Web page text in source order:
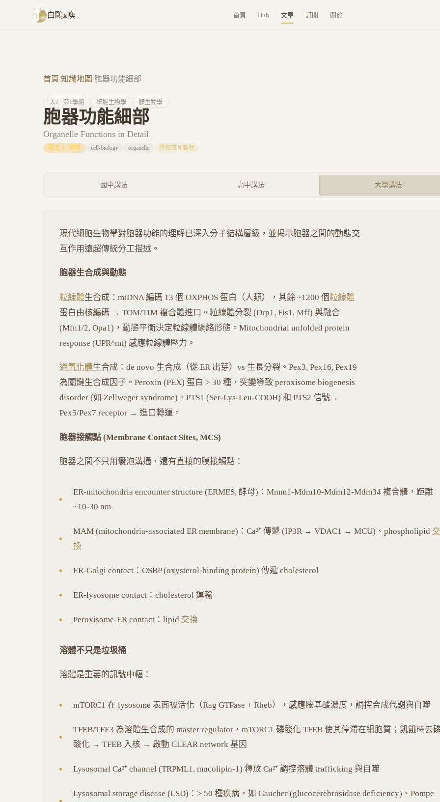
跳至主要內容
白鷗x喚 首頁 Hub 文章 訂閱 關於
首頁/知識地圖/胞器功能細部
大2 · 第1學期 細胞生物學 膜生物學
胞器功能細部
Organelle Functions in Detail
難度 3 · 進階 cell-biology organelle 想做成互動版
國中講法 高中講法 大學講法
現代細胞生物學對胞器功能的理解已深入分子結構層級，並揭示胞器之間的動態交
互作用遠超傳統分工描述。
胞器生合成與動態
粒線體生合成：mtDNA 編碼 13 個 OXPHOS 蛋白（人類），其餘 ~1200 個粒線體
蛋白由核編碼 → TOM/TIM 複合體進口。粒線體分裂 (Drp1, Fis1, Mff) 與融合
(Mfn1/2, Opa1)，動態平衡決定粒線體網絡形態。Mitochondrial unfolded protein
response (UPR^mt) 感應粒線體壓力。
過氧化體生合成：de novo 生合成（從 ER 出芽）vs 生長分裂。Pex3, Pex16, Pex19
為關鍵生合成因子。Peroxin (PEX) 蛋白 > 30 種，突變導致 peroxisome biogenesis
disorder (如 Zellweger syndrome)。PTS1 (Ser-Lys-Leu-COOH) 和 PTS2 信號→
Pex5/Pex7 receptor → 進口轉運。
胞器接觸點 (Membrane Contact Sites, MCS)
胞器之間不只用囊泡溝通，還有直接的膜接觸點：
ER-mitochondria encounter structure (ERMES, 酵母)：Mmm1-Mdm10-Mdm12-Mdm34 複合體，距離
~10-30 nm
MAM (mitochondria-associated ER membrane)：Ca²⁺ 傳遞 (IP3R → VDAC1 → MCU)、phospholipid 交
換
ER-Golgi contact：OSBP (oxysterol-binding protein) 傳遞 cholesterol
ER-lysosome contact：cholesterol 運輸
Peroxisome-ER contact：lipid 交換
溶體不只是垃圾桶
溶體是重要的訊號中樞：
mTORC1 在 lysosome 表面被活化（Rag GTPase + Rheb），感應胺基酸濃度，調控合成代謝與自噬
TFEB/TFE3 為溶體生合成的 master regulator，mTORC1 磷酸化 TFEB 使其停滯在細胞質；飢餓時去
酸化 → TFEB 入核 → 啟動 CLEAR network 基因
Lysosomal Ca²⁺ channel (TRPML1, mucolipin-1) 釋放 Ca²⁺ 調控溶體 trafficking 與自噬
Lysosomal storage disease (LSD)：> 50 種疾病，如 Gaucher (glucocerebrosidase deficiency)、Pompe